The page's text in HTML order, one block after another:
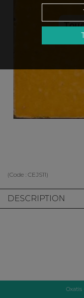
(Code : CEJS11)
DESCRIPTION
Oxatis